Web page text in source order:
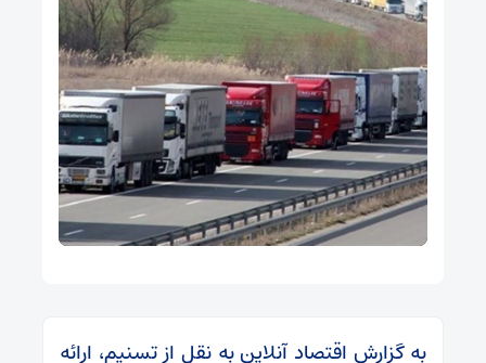
به گزارش اقتصاد آنلاین به نقل از تسنیم، ارائه